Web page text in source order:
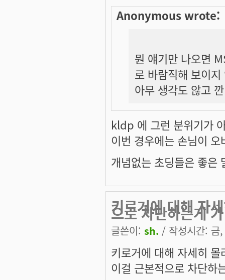
Anonymous wrote:
뭔 얘기만 나오면
로 바람직해 보이
아무 생각도 않고
kldp 에 그런 분위기가
이번 경우에는 손님이
개념없는 초딩들은 좋은
키로거에 대해 자
으로 차단하는게 가
글쓴이: sh. / 작성시간:
키로거에 대해 자세히
이걸 근본적으로 차단하